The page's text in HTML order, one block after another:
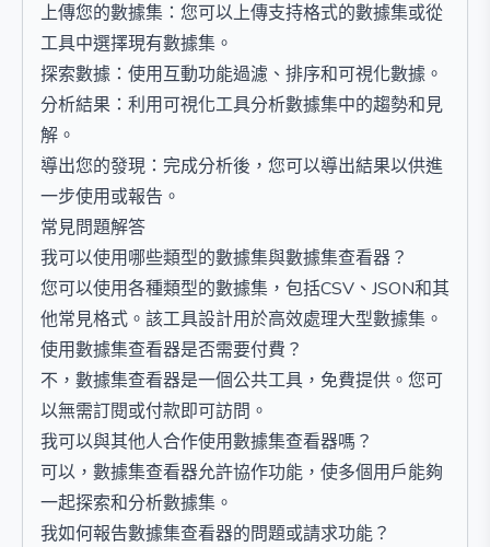
上傳您的數據集：您可以上傳支持格式的數據集或從
工具中選擇現有數據集。
探索數據：使用互動功能過濾、排序和可視化數據。
分析結果：利用可視化工具分析數據集中的趨勢和見
解。
導出您的發現：完成分析後，您可以導出結果以供進
一步使用或報告。
常見問題解答
我可以使用哪些類型的數據集與數據集查看器？
您可以使用各種類型的數據集，包括CSV、JSON和其
他常見格式。該工具設計用於高效處理大型數據集。
使用數據集查看器是否需要付費？
不，數據集查看器是一個公共工具，免費提供。您可
以無需訂閱或付款即可訪問。
我可以與其他人合作使用數據集查看器嗎？
可以，數據集查看器允許協作功能，使多個用戶能夠
一起探索和分析數據集。
我如何報告數據集查看器的問題或請求功能？